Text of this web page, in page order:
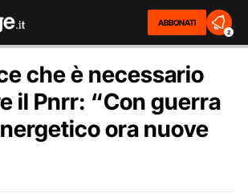
ABBONATI
2
che è necessario
il Pnrr: “Con guerra
ora nuove